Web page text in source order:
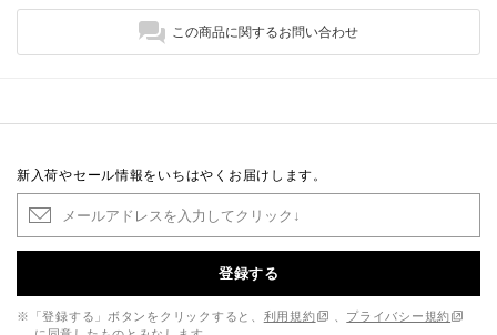
この商品に関するお問い合わせ
新入荷やセール情報をいちはやくお届けします。
登録する
※「登録する」ボタンをクリックすると、 利用規約
プライバシー規約